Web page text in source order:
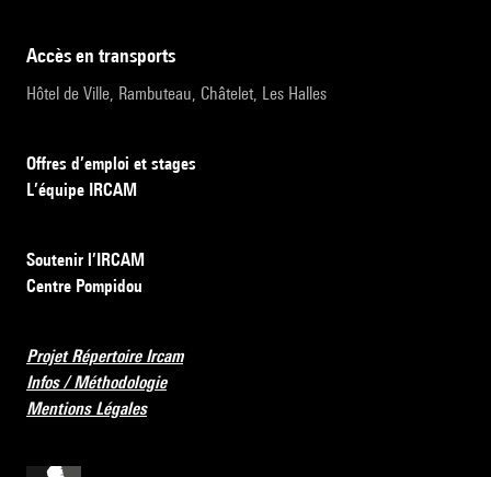
accès en transports
Hôtel de Ville, Rambuteau, Châtelet, Les Halles
Offres d’emploi et stages
L’équipe IRCAM
Soutenir l’IRCAM
Centre Pompidou
Projet Répertoire Ircam
Infos / Méthodologie
Mentions Légales